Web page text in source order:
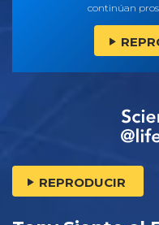
continúan
REPRODUCIR